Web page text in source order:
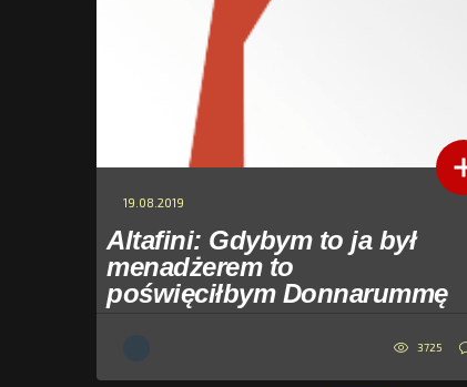
19.08.2019
Altafini: Gdybym to ja był
menadżerem to
poświęciłbym Donnarummę
3725